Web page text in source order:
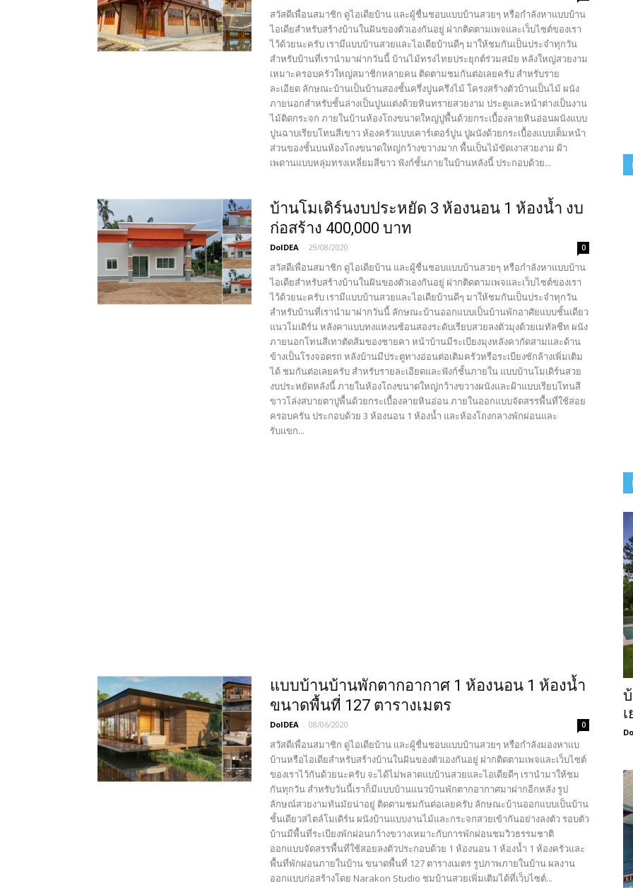
สวัสดีเพื่อนสมาชิก ดูไอเดียบ้าน และผู้ชื่นชอบแบบบ้านสวยๆ หรือกำลังหาแบบบ้าน
ไอเดียสำหรับสร้างบ้านในฝันของตัวเองกันอยู่ ฝากติดตามเพจและเว็บไซต์ของเรา
ไว้ด้วยนะครับ เรามีแบบบ้านสวยและไอเดียบ้านดีๆ มาให้ชมกันเป็นประจำทุกวัน
สำหรับบ้านที่เรานำมาฝากวันนี้ บ้านไม้ทรงไทยประยุกต์ร่วมสมัย หลังใหญ่สวยงาม
เหมาะครอบครัวใหญ่สมาชิกหลายคน ติดตามชมกันต่อเลยครับ สำหรับราย
ละเอียด ลักษณะบ้านเป็นบ้านสองชั้นครึ่งปูนครึงไม้ โครงสร้างตัวบ้านเป็นไม้ ผนัง
ภายนอกสำหรับชั้นล่างเป็นปูนแต่งด้วยหินทรายสวยงาม ประตูและหน้าต่างเป็นงาน
ไม้ติดกระจก ภายในบ้านห้องโถงขนาดใหญ่ปูพื้นด้วยกระเบื้องลายหินอ่อนผนังแบบ
ปูนฉาบเรียบโทนสีเขาว ห้องครัวแบบเคาร์เตอร์ปูน ปูผนังด้วยกระเบื้องแบบเต็มหน้า
ส่วนของชั้นบนห้องโถงขนาดใหญ่กว้างขวางมาก พื้นเป็นไม้ขัดเงาสวยงาม ฝ้า
เพดานแบบหลุ่มทรงเหลี่ยมสีขาว ฟังก์ชั้นภายในบ้านหลังนี้ ประกอบด้วย...
บ้านโมเดิร์นงบประหยัด 3 ห้องนอน 1 ห้องน้ำ งบ
ก่อสร้าง 400,000 บาท
DoIDEA - 29/08/2020 0
สวัสดีเพื่อนสมาชิก ดูไอเดียบ้าน และผู้ชื่นชอบแบบบ้านสวยๆ หรือกำลังหาแบบบ้าน
ไอเดียสำหรับสร้างบ้านในฝันของตัวเองกันอยู่ ฝากติดตามเพจและเว็บไซต์ของเรา
ไว้ด้วยนะครับ เรามีแบบบ้านสวยและไอเดียบ้านดีๆ มาให้ชมกันเป็นประจำทุกวัน
สำหรับบ้านที่เรานำมาฝากวันนี้ ลักษณะบ้านออกแบบเป็นบ้านพักอาศัยแบบชั้นเดียว
แนวโมเดิร์น หลังคาแบบทงแหงนซ้อนสองระดับเรียบสวยลงตัวมุงด้วยเมทัลชีท ผนัง
ภายนอกโทนสีเทาตัดส้มของชายคา หน้าบ้านมีระเบียงมุงหลังคากัดสามและด้าน
ข้างเป็นโรงจอดรถ หลังบ้านมีประตูทางอ่อนต่อเติมครัวหรือระเบียงซักล้างเพิ่มเติม
ได้ ชมกันต่อเลยครับ สำหรับรายละเอียดและฟังก์ชั้นภายใน แบบบ้านโมเดิร์นสวย
งบประหยัดหลังนี้ ภายในห้องโถงขนาดใหญ่กว้างขวางผนังและฝ้าแบบเรียบโทนสี
ขาวโล่งสบายตาปูพื้นด้วยกระเบื้องลายหินอ่อน ภายในออกแบบจัดสรรพื้นที่ใช้สอย
ครอบครัน ประกอบด้วย 3 ห้องนอน 1 ห้องน้ำ และห้องโถงกลางพักผ่อนและ
รับแขก...
แบบบ้านบ้านพักตากอากาศ 1 ห้องนอน 1 ห้องน้ำ
ขนาดพื้นที่ 127 ตารางเมตร
DoIDEA - 08/06/2020 0
สวัสดีเพื่อนสมาชิก ดูไอเดียบ้าน และผู้ชื่นชอบแบบบ้านสวยๆ หรือกำลังมองหาแบ
บ้านหรือไอเดียสำหรับสร้างบ้านในฝันของตัวเองกันอยู่ ฝากติดตามเพจและเว็บไซต์
ของเราไว้กันด้วยนะครับ จะได้ไม่พลาดแบบ้านสวยและไอเดียดีๆ เรานำมาให้ชม
กันทุกวัน สำหรับวันนี้เราก็มีแบบบ้านแนวบ้านพักตากอากาศมาฝากอีกหลัง รูป
ลักษณ์สวยงามทันมัยน่าอยู่ ติดตามชมกันต่อเลยครับ ลักษณะบ้านออกแบบเป็นบ้าน
ชั้นเดียวสไตล์โมเดิร์น ผนังบ้านแบบงานไม้และกระจกสวยเข้ากันอย่างลงตัว รอบตัว
บ้านมีพื้นที่ระเบียงพักผ่อนกว้างขวางเหมาะกับการพักผ่อนชมวิวธรรมชาติ
ออกแบบจัดสรรพื้นที่ใช้สอยลงตัวประกอบด้วย 1 ห้องนอน 1 ห้องน้ำ 1 ห้องครัวและ
พื้นที่พักผ่อนภายในบ้าน ขนาดพื้นที่ 127 ตารางเมตร รูปภาพภายในบ้าน ผลงาน
ออกแบบก่อสร้างโดย Narakon Studio ชมบ้านสวยเพิ่มเติมได้ที่เว็บไซต์...